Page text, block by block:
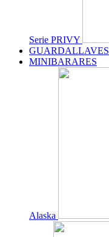
Serie PRIVY
GUARDALLAVES
MINIBARARES
Alaska